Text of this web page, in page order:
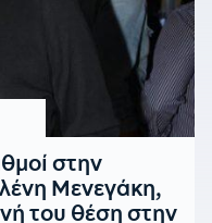
στην
Μενεγάκη,
του θέση στην